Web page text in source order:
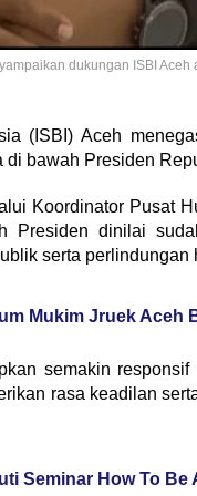
dukungan ISBI
(ISBI) Aceh
bawah Presiden
Koordinator Pusat
Presiden dinilai
serta perlindungan
Mukim Jruek Aceh
semakin
rasa keadilan
Seminar How To Be